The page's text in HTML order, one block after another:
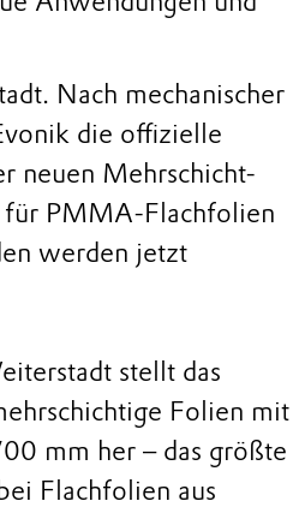
Nach mechanischer
die offizielle
neuen Mehrschicht-
für PMMA-Flachfolien
werden jetzt
stellt das
Folien mit
mm her – das größte
Flachfolien aus